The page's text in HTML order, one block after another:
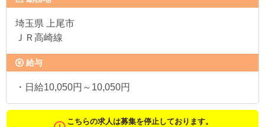
埼玉県 上尾市
ＪＲ高崎線
給与
・日給10,050円～10,050円
こちらの求人は募集を停止しております。